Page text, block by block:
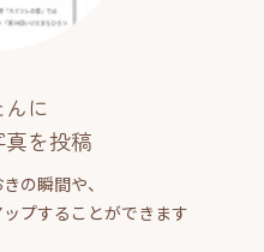
に
を投稿
の瞬間や、
プすることができます